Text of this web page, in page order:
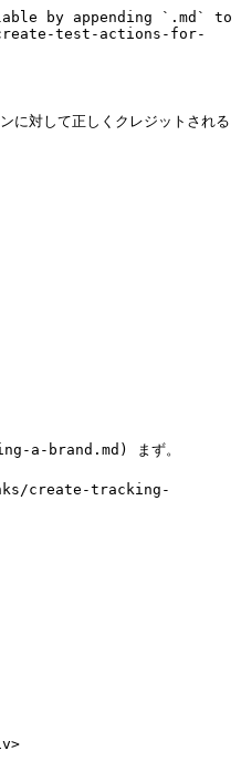
by appending `.md` to
test-actions-for-
に対して正しくクレジットされる
a-brand.md) まず。
create-tracking-